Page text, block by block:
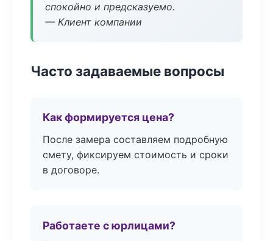
спокойно и предсказуемо.
— Клиент компании
Часто задаваемые вопросы
Как формируется цена?
После замера составляем подробную
смету, фиксируем стоимость и сроки
в договоре.
Работаете с юрлицами?